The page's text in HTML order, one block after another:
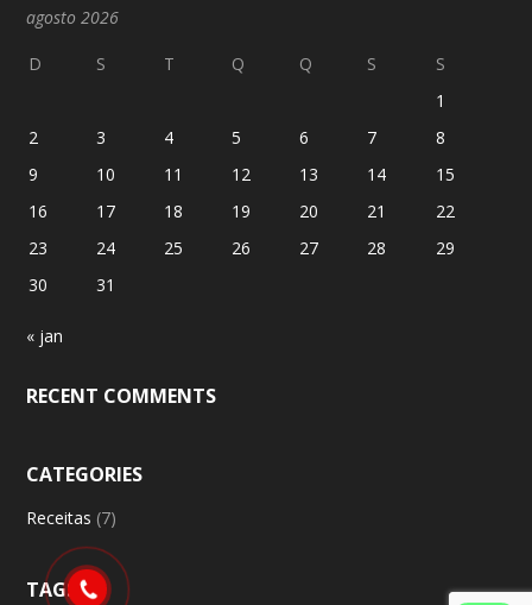
agosto 2026
D S T Q Q S
S
1
2
3 4 5 6 7
8
9
10 11 12 13 14
15
16
17 18 19 20 21
22
23
24 25 26 27 28
29
30
31
« jan
RECENT COMMENTS
CATEGORIES
Receitas (7)
TAGS